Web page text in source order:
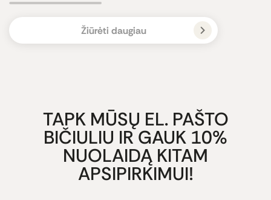
Žiūrėti daugiau
TAPK MŪSŲ EL. PAŠTO
BIČIULIU IR GAUK 10%
NUOLAIDĄ KITAM
APSIPIRKIMUI!